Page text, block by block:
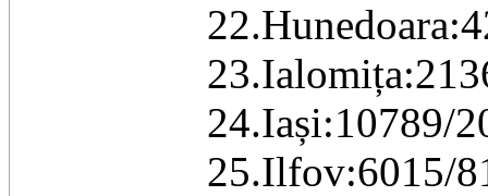
24.Iași:10789/
25.Ilfov:6015/